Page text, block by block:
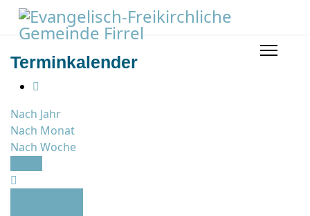
Terminkalender
Nach Jahr
Nach Monat
Nach Woche